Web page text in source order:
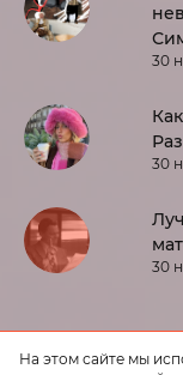
30
30
30
На этом сайте мы